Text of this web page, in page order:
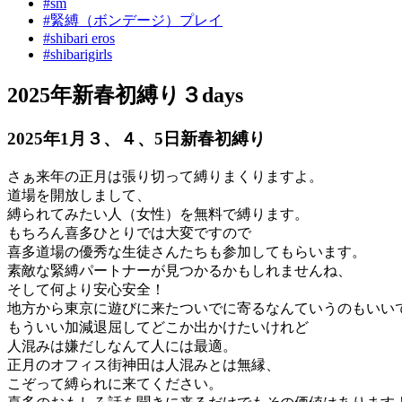
#sm
#緊縛（ボンデージ）プレイ
#shibari eros
#shibarigirls
2025年新春初縛り３days
2025年1月３、４、5日新春初縛り
さぁ来年の正月は張り切って縛りまくりますよ。
道場を開放しまして、
縛られてみたい人（女性）を無料で縛ります。
もちろん喜多ひとりでは大変ですので
喜多道場の優秀な生徒さんたちも参加してもらいます。
素敵な緊縛パートナーが見つかるかもしれませんね、
そして何より安心安全！
地方から東京に遊びに来たついでに寄るなんていうのもいい
もういい加減退屈してどこか出かけたいけれど
人混みは嫌だしなんて人には最適。
正月のオフィス街神田は人混みとは無縁、
こぞって縛られに来てください。